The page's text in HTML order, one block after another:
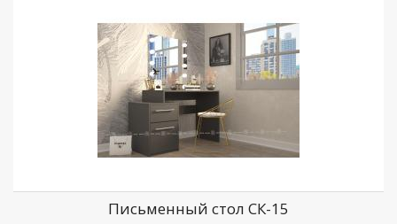
Письменный стол СК-15